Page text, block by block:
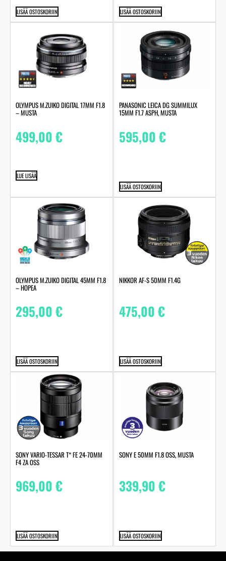
LISÄÄ OSTOSKORIIN LISÄÄ OSTOSKORIIN
OLYMPUS M.ZUIKO DIGITAL 17MM F1.8
– MUSTA
499,00€
LUE LISÄÄ
PANASONIC LEICA DG SUMMILUX
15MM F1.7 ASPH, MUSTA
595,00€
LISÄÄ OSTOSKORIIN
OLYMPUS M.ZUIKO DIGITAL 45MM F1.8
– HOPEA
295,00€
LISÄÄ OSTOSKORIIN
NIKKOR AF-S 50MM F1.4G
475,00€
LISÄÄ OSTOSKORIIN
SONY VARIO-TESSAR T* FE 24-70MM
F4 ZA OSS
969,00€
LISÄÄ OSTOSKORIIN
SONY E 50MM F1.8 OSS, MUSTA
339,90€
LISÄÄ OSTOSKORIIN